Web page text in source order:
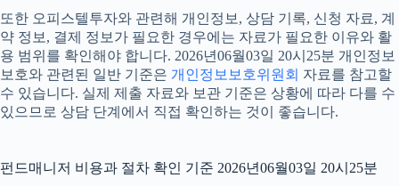
또한 오피스텔투자와 관련해 개인정보, 상담 기록, 신청 자료, 계
약 정보, 결제 정보가 필요한 경우에는 자료가 필요한 이유와 활
용 범위를 확인해야 합니다. 2026년06월03일 20시25분 개인정보
보호와 관련된 일반 기준은 개인정보보호위원회 자료를 참고할
수 있습니다. 실제 제출 자료와 보관 기준은 상황에 따라 다를 수
있으므로 상담 단계에서 직접 확인하는 것이 좋습니다.
펀드매니저 비용과 절차 확인 기준 2026년06월03일 20시25분